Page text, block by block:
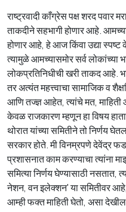
राष्ट्रवादी काँग्रेस पक्ष शरद पवार
ताकदीने सहभागी होणार आहे.
होणार आहे, हे आज किंवा उद्या
त्यामुळे आमच्यासमोर सर्व लोकांच्या
लोकप्रतिनिधीची खरी ताकद आहे.
तर अत्यंत महत्त्वाचा सामाजिक व
आणि तज्ज्ञ आहेत, त्यांचे मत,
केवळ राजकारण म्हणून हा विषय
थोरात यांच्या समितीने तो निर्णय
सरकार होते. मी विनम्रपणे देवेंद्र
प्रशासनात काम करण्याचा त्यांना
समित्या निर्णय घेण्यासाठी नसतात,
नेशन, वन इलेक्शन' या समितीवर
आम्ही फक्त माहिती घेतो, असा